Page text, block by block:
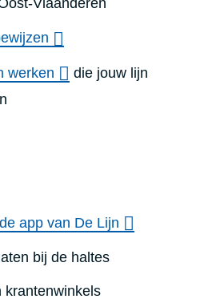
Vlaanderen
werken
die jouw lijn
de app van De Lijn
bij de haltes
krantenwinkels